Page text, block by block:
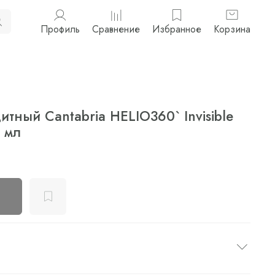
Профиль Сравнение Избранное Корзина
Cantabria HELIO360` Invisible
мл